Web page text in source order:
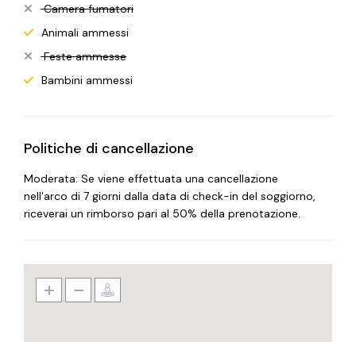
Camera fumatori
Animali ammessi
Feste ammesse
Bambini ammessi
Politiche di cancellazione
Moderata: Se viene effettuata una cancellazione
nell'arco di 7 giorni dalla data di check-in del soggiorno,
riceverai un rimborso pari al 50% della prenotazione.